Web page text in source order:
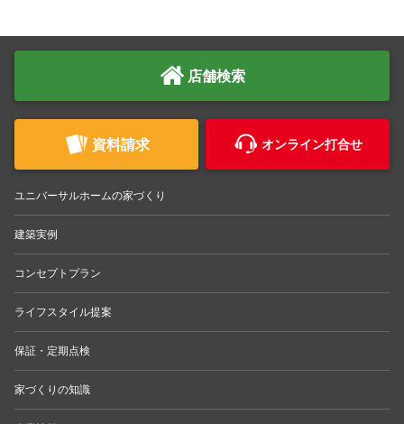
店舗検索
資料請求 オンライン打合せ
ユニバーサルホームの家づくり
建築実例
コンセプトプラン
ライフスタイル提案
保証・定期点検
家づくりの知識